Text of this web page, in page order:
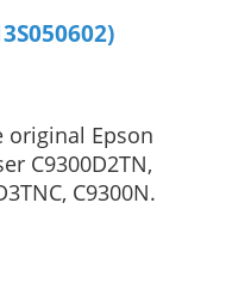
original Epson
C9300D2TN,
C9300N.